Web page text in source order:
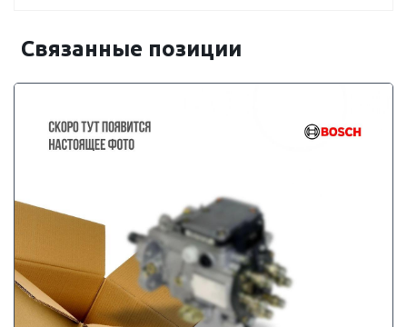
Связанные позиции